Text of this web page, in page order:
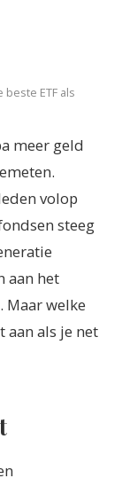
beste ETF als
meer geld
volop
steeg
aan het
Maar welke
aan als je net